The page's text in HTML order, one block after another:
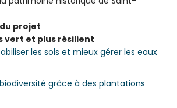
projet
vert et plus résilient
les sols et mieux gérer les eaux
grâce à des plantations